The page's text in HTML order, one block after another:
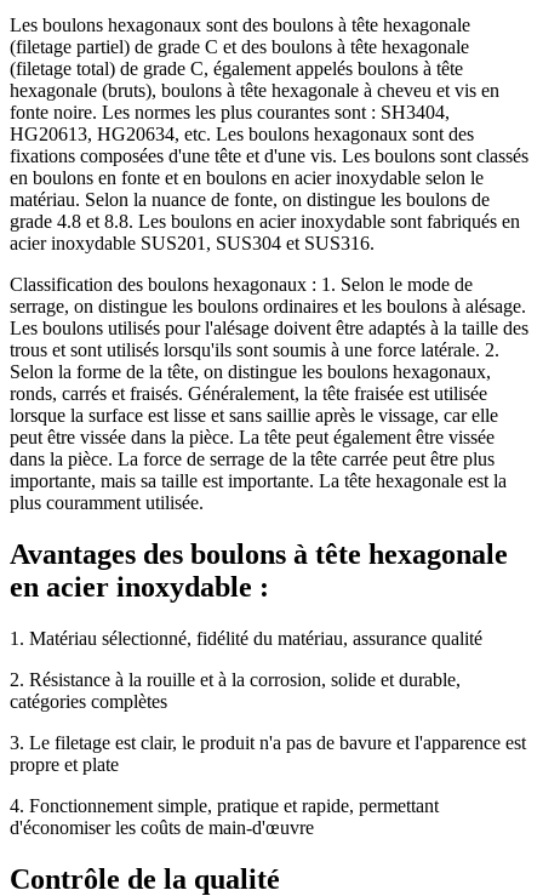
Les boulons hexagonaux sont des boulons à tête hexagonale
(filetage partiel) de grade C et des boulons à tête hexagonale
(filetage total) de grade C, également appelés boulons à tête
hexagonale (bruts), boulons à tête hexagonale à cheveu et vis en
fonte noire. Les normes les plus courantes sont : SH3404,
HG20613, HG20634, etc. Les boulons hexagonaux sont des
fixations composées d'une tête et d'une vis. Les boulons sont classés
en boulons en fonte et en boulons en acier inoxydable selon le
matériau. Selon la nuance de fonte, on distingue les boulons de
grade 4.8 et 8.8. Les boulons en acier inoxydable sont fabriqués en
acier inoxydable SUS201, SUS304 et SUS316.
Classification des boulons hexagonaux : 1. Selon le mode de
serrage, on distingue les boulons ordinaires et les boulons à alésage.
Les boulons utilisés pour l'alésage doivent être adaptés à la taille des
trous et sont utilisés lorsqu'ils sont soumis à une force latérale. 2.
Selon la forme de la tête, on distingue les boulons hexagonaux,
ronds, carrés et fraisés. Généralement, la tête fraisée est utilisée
lorsque la surface est lisse et sans saillie après le vissage, car elle
peut être vissée dans la pièce. La tête peut également être vissée
dans la pièce. La force de serrage de la tête carrée peut être plus
importante, mais sa taille est importante. La tête hexagonale est la
plus couramment utilisée.
Avantages des boulons à tête hexagonale
en acier inoxydable :
1. Matériau sélectionné, fidélité du matériau, assurance qualité
2. Résistance à la rouille et à la corrosion, solide et durable,
catégories complètes
3. Le filetage est clair, le produit n'a pas de bavure et l'apparence est
propre et plate
4. Fonctionnement simple, pratique et rapide, permettant
d'économiser les coûts de main-d'œuvre
Contrôle de la qualité